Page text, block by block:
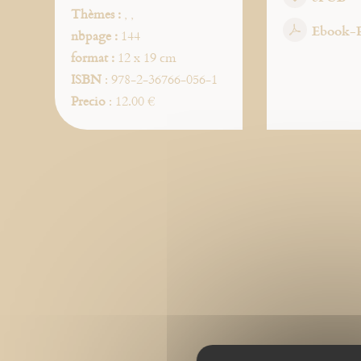
Thèmes : , ,
nbpage :144
format :12 x 19 cm
ISBN: 978-2-36766-056-1
Precio: 12.00 €
Ebook-